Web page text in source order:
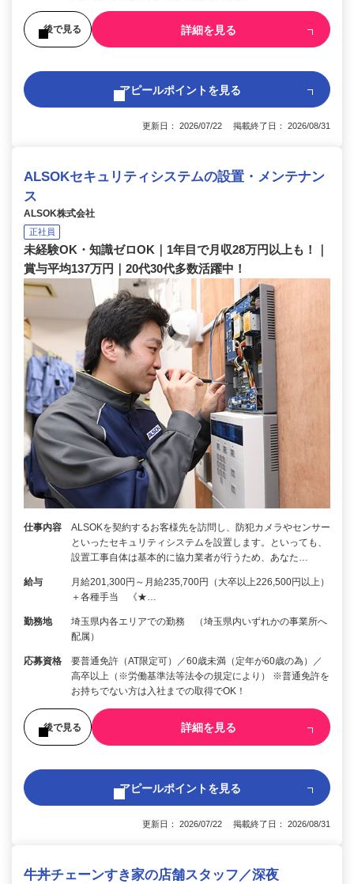
後で見る 詳細を見る
アピールポイントを見る
更新日： 2026/07/22 掲載終了日： 2026/08/31
ALSOKセキュリティシステムの設置・メンテナン
ス
ALSOK株式会社
正社員
未経験OK・知識ゼロOK｜1年目で月収28万円以上も！｜
賞与平均137万円｜20代30代多数活躍中！
仕事内容
ALSOKを契約するお客様先を訪問し、防犯カメラやセンサー
といったセキュリティシステムを設置します。といっても、
設置工事自体は基本的に協力業者が行うため、あなた…
給与
月給201,300円～月給235,700円（大卒以上226,500円以上）
＋各種手当 《★…
勤務地
埼玉県内各エリアでの勤務 （埼玉県内いずれかの事業所へ
配属）
応募資格
要普通免許（AT限定可）／60歳未満（定年が60歳の為）／
高卒以上（※労働基準法等法令の規定により） ※普通免許を
お持ちでない方は入社までの取得でOK！
後で見る 詳細を見る
アピールポイントを見る
更新日： 2026/07/22 掲載終了日： 2026/08/31
牛丼チェーンすき家の店舗スタッフ／深夜